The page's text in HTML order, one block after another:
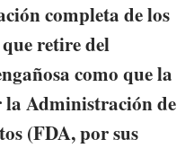
completa de los
retire del
como que la
Administración de
(FDA, por sus